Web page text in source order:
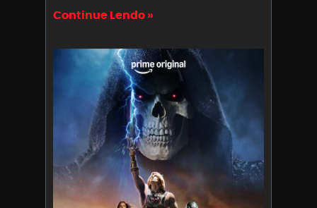
Continue Lendo »